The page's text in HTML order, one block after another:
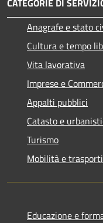
Anagrafe e stato
Cultura e tempo
Vita lavorativa
Imprese e
Appalti pubblici
Catasto e
Turismo
Mobilità e trasporti
Educazione e